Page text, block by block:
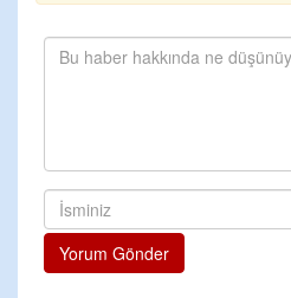
Yorum Gönder